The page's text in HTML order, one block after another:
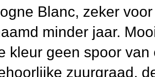
Blanc, zeker
minder jaar.
kleur geen spoor
zuurgraad,